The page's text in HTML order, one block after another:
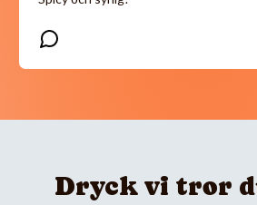
Dryck vi tror